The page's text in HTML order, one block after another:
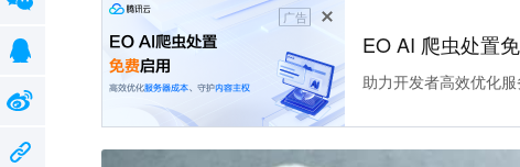
广告
EO AI 爬虫处置
助力开发者高效优化